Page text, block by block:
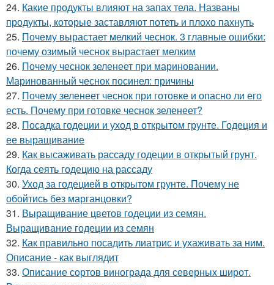
24. Какие продукты влияют на запах тела. Названы
продукты, которые заставляют потеть и плохо пахнуть
25. Почему вырастает мелкий чеснок. 3 главные ошибки:
почему озимый чеснок вырастает мелким
26. Почему чеснок зеленеет при мариновании.
Маринованный чеснок посинел: причины
27. Почему зеленеет чеснок при готовке и опасно ли его
есть. Почему при готовке чеснок зеленеет?
28. Посадка годеции и уход в открытом грунте. Годеция и
ее выращивание
29. Как высаживать рассаду годеции в открытый грунт.
Когда сеять годецию на рассаду
30. Уход за годецией в открытом грунте. Почему не
обойтись без марганцовки?
31. Выращивание цветов годеции из семян.
Выращивание годеции из семян
32. Как правильно посадить лиатрис и ухаживать за ним.
Описание - как выглядит
33. Описание сортов винограда для северных широт.